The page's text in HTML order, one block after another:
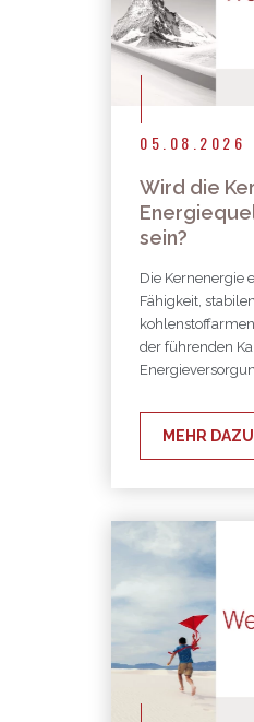
05.08.2026
Wird die
sein?
Die Kernenergie
Fähigkeit,
der führenden
MEHR DAZU